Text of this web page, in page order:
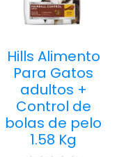
Hills Alimento
Para Gatos
adultos +
Control de
bolas de pelo
1.58 Kg